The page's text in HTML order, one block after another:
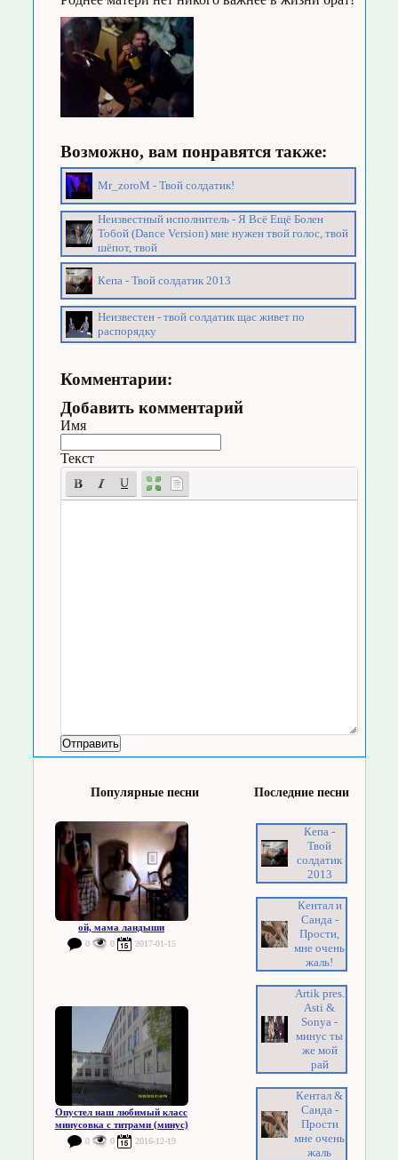
Возможно, вам понравятся также:
Mr_zoroM - Твой солдатик!
Неизвестный исполнитель - Я Всё Ещё Болен
Тобой (Dance Version) мне нужен твой голос, твой
шёпот, твой
Кепа - Твой солдатик 2013
Неизвестен - твой солдатик щас живет по
распорядку
Комментарии:
Добавить комментарий
Имя
Текст
Популярные песни
ой, мама ландыши
0 0 2017-01-15
Опустел наш любимый класс
минусовка с титрами (минус)
0 0 2016-12-19
Последние песни
Кепа -
Твой
солдатик
2013
Кентал и
Санда -
Прости,
мне очень
жаль!
Artik pres.
Asti &
Sonya -
минус ты
же мой
рай
Кентал &
Санда -
Прости
мне очень
жаль